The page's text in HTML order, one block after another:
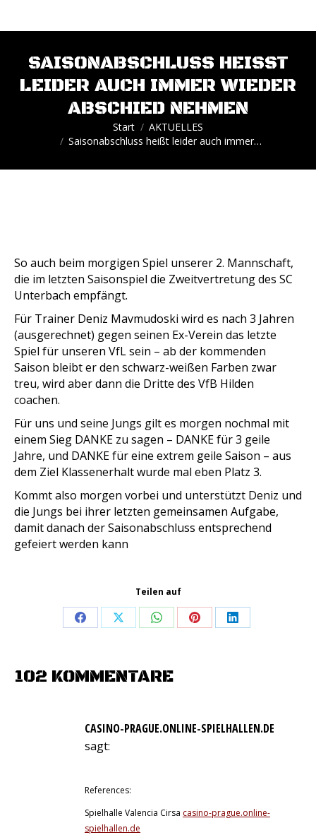
SAISONABSCHLUSS HEISST L
EIDER AUCH IMMER WIEDER A
BSCHIED NEHMEN
Sie befinden sich hier:
Start
AKTUELLES
Saisonabschluss heißt leider auch immer…
So auch beim morgigen Spiel unserer 2. Mannschaft,
die im letzten Saisonspiel die Zweitvertretung des SC
Unterbach empfängt.
Für Trainer Deniz Mavmudoski wird es nach 3 Jahren
(ausgerechnet) gegen seinen Ex-Verein das letzte
Spiel für unseren VfL sein – ab der kommenden
Saison bleibt er den schwarz-weißen Farben zwar
treu, wird aber dann die Dritte des VfB Hilden
coachen.
Für uns und seine Jungs gilt es morgen nochmal mit
einem Sieg DANKE zu sagen – DANKE für 3 geile
Jahre, und DANKE für eine extrem geile Saison – aus
dem Ziel Klassenerhalt wurde mal eben Platz 3.
Kommt also morgen vorbei und unterstützt Deniz und
die Jungs bei ihrer letzten gemeinsamen Aufgabe,
damit danach der Saisonabschluss entsprechend
gefeiert werden kann
Teilen auf
Share
Facebook
Share
X
Share
WhatsApp
Share Share
102 KOMMENTARE
CASINO-PRAGUE.ONLINE-SPIELHALLEN.DE
sagt:
References:
Spielhalle Valencia Cirsa casino-prague.online-
spielhallen.de